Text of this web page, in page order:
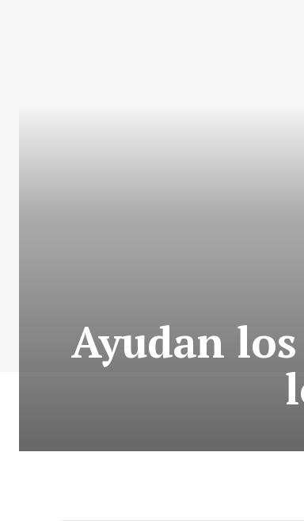
Ayudan